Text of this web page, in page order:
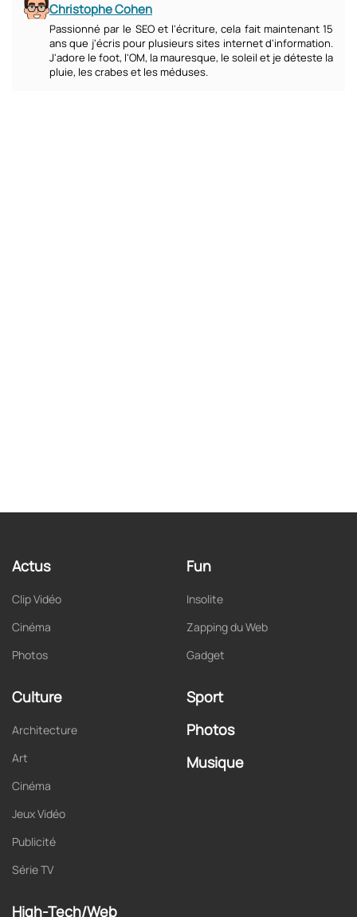
Christophe Cohen
Passionné par le SEO et l'écriture, cela fait maintenant 15
ans que j'écris pour plusieurs sites internet d'information.
J'adore le foot, l'OM, la mauresque, le soleil et je déteste la
pluie, les crabes et les méduses.
Actus
Clip Vidéo
Cinéma
Photos
Fun
Insolite
Zapping du Web
Gadget
Culture
Architecture
Art
Cinéma
Jeux Vidéo
Publicité
Série TV
Sport
Photos
Musique
High-Tech/Web